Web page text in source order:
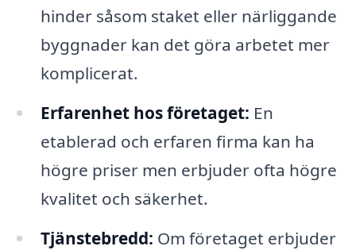
hinder såsom staket eller närliggande
byggnader kan det göra arbetet mer
komplicerat.
Erfarenhet hos företaget: En
etablerad och erfaren firma kan ha
högre priser men erbjuder ofta högre
kvalitet och säkerhet.
Tjänstebredd: Om företaget erbjuder